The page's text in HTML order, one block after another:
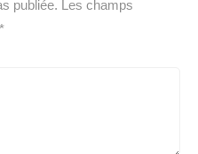
publiée. Les champs
*